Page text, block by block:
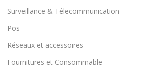
Surveillance & Télecommunication
Pos
Réseaux et accessoires
Fournitures et Consommable